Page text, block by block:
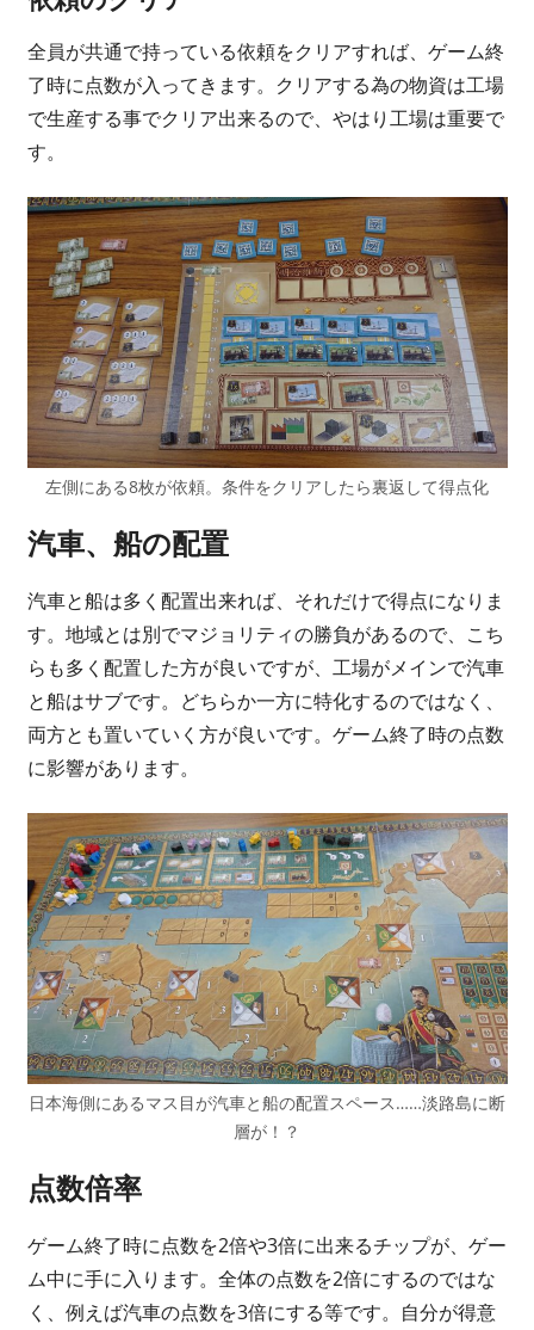
全員が共通で持っている依頼をクリアすれば、ゲーム終
了時に点数が入ってきます。クリアする為の物資は工場
で生産する事でクリア出来るので、やはり工場は重要で
す。
左側にある8枚が依頼。条件をクリアしたら裏返して得点化
汽車、船の配置
汽車と船は多く配置出来れば、それだけで得点になりま
す。地域とは別でマジョリティの勝負があるので、こち
らも多く配置した方が良いですが、工場がメインで汽車
と船はサブです。どちらか一方に特化するのではなく、
両方とも置いていく方が良いです。ゲーム終了時の点数
に影響があります。
日本海側にあるマス目が汽車と船の配置スペース……淡路島に断
層が！？
点数倍率
ゲーム終了時に点数を2倍や3倍に出来るチップが、ゲー
ム中に手に入ります。全体の点数を2倍にするのではな
く、例えば汽車の点数を3倍にする等です。自分が得意